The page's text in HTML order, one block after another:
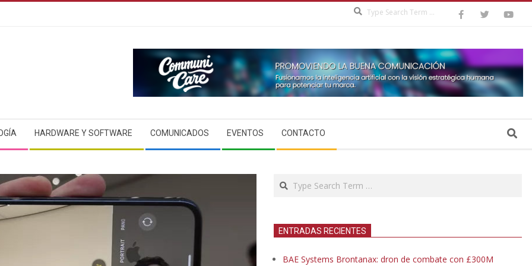
HARDWARE Y SOFTWARE COMUNICADOS EVENTOS CONTACTO Search
Search
ENTRADAS RECIENTES
BAE Systems Brontanax: dron de combate con £300M